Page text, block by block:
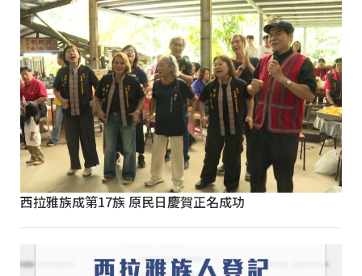
西拉雅族成第17族 原民日慶賀正名成功